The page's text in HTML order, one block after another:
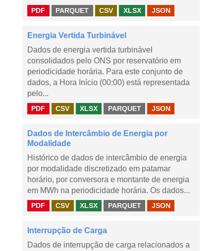
PDF PARQUET CSV XLSX JSON
Energia Vertida Turbinável
Dados de energia vertida turbinável
consolidados pelo ONS por reservatório em
periodicidade horária. Para este conjunto de
dados, a Hora Início (00:00) está representada
pelo...
PDF CSV XLSX PARQUET JSON
Dados de Intercâmbio de Energia por
Modalidade
Histórico de dados de intercâmbio de energia
por modalidade discretizado em patamar
horário, por conversora e montante de energia
em MWh na periodicidade horária. Os dados...
PDF CSV XLSX PARQUET JSON
Interrupção de Carga
Dados de interrupção de carga relacionados a